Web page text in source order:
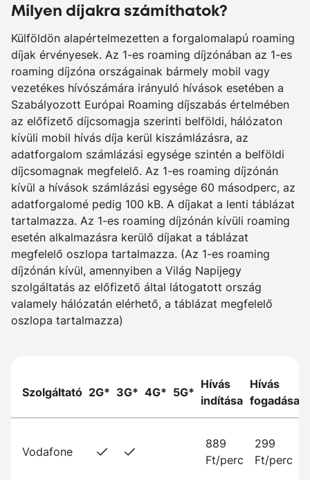
Milyen díjakra számíthatok?
Külföldön alapértelmezetten a forgalomalapú roaming
díjak érvényesek. Az 1-es roaming díjzónában az 1-es
roaming díjzóna országainak bármely mobil vagy
vezetékes hívószámára irányuló hívások esetében a
Szabályozott Európai Roaming díjszabás értelmében
az előfizető díjcsomagja szerinti belföldi, hálózaton
kívüli mobil hívás díja kerül kiszámlázásra, az
adatforgalom számlázási egysége szintén a belföldi
díjcsomagnak megfelelő. Az 1-es roaming díjzónán
kívül a hívások számlázási egysége 60 másodperc, az
adatforgalomé pedig 100 kB. A díjakat a lenti táblázat
tartalmazza. Az 1-es roaming díjzónán kívüli roaming
esetén alkalmazásra kerülő díjakat a táblázat
megfelelő oszlopa tartalmazza. (Az 1-es roaming
díjzónán kívül, amennyiben a Világ Napijegy
szolgáltatás az előfizető által látogatott ország
valamely hálózatán elérhető, a táblázat megfelelő
oszlopa tartalmazza)
Szolgáltató 2G* 3G* 4G* 5G*
Hívás
indítása
Hívás
fogadása
Vodafone
889
Ft/perc
299
Ft/perc